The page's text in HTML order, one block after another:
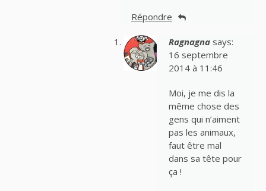
Répondre
Ragnagna says:
16 septembre
2014 à 11:46
Moi, je me dis la
même chose des
gens qui n’aiment
pas les animaux,
faut être mal
dans sa tête pour
ça !